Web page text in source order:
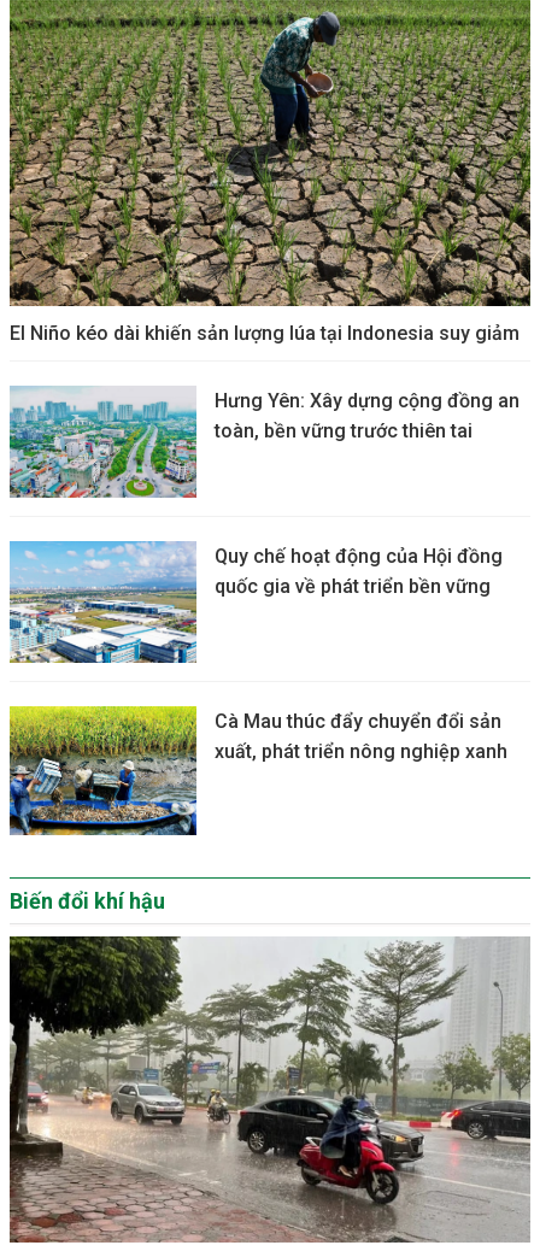
El Niño kéo dài khiến sản lượng lúa tại Indonesia suy giảm
Hưng Yên: Xây dựng cộng đồng an
toàn, bền vững trước thiên tai
Quy chế hoạt động của Hội đồng
quốc gia về phát triển bền vững
Cà Mau thúc đẩy chuyển đổi sản
xuất, phát triển nông nghiệp xanh
Biến đổi khí hậu